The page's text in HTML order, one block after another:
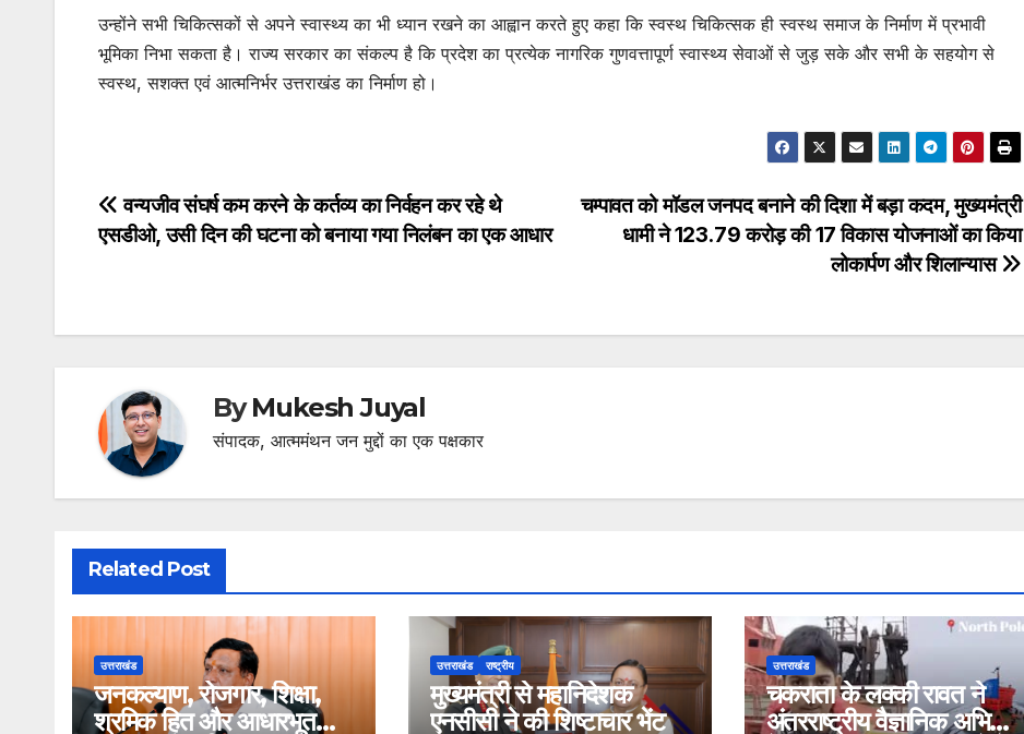
उन्होंने सभी चिकित्सकों से अपने स्वास्थ्य का भी ध्यान रखने का आह्वान करते हुए कहा कि स्वस्थ चिकित्सक ही स्वस्थ समाज के निर्माण में प्रभावी
भूमिका निभा सकता है। राज्य सरकार का संकल्प है कि प्रदेश का प्रत्येक नागरिक गुणवत्तापूर्ण स्वास्थ्य सेवाओं से जुड़ सके और सभी के सहयोग से
स्वस्थ, सशक्त एवं आत्मनिर्भर उत्तराखंड का निर्माण हो।
Post
navigation
चम्पावत को मॉडल जनपद बनाने की दिशा में बड़ा कदम, मुख्यमंत्री
धामी ने ₹123.79 करोड़ की 17 विकास योजनाओं का किया
लोकार्पण और शिलान्यास
वन्यजीव संघर्ष कम करने के कर्तव्य का निर्वहन कर रहे थे
एसडीओ, उसी दिन की घटना को बनाया गया निलंबन का एक आधार
ByMukesh Juyal
संपादक, आत्ममंथन जन मुद्दों का एक पक्षकार
Related Post
उत्तराखंड
जनकल्याण, रोजगार, शिक्षा,
श्रमिक हित और आधारभूत
उत्तराखंड राष्ट्रीय
मुख्यमंत्री से महानिदेशक
एनसीसी ने की शिष्टाचार भेंट
उत्तराखंड
चकराता के लक्की रावत ने
अंतरराष्ट्रीय वैज्ञानिक अभियान